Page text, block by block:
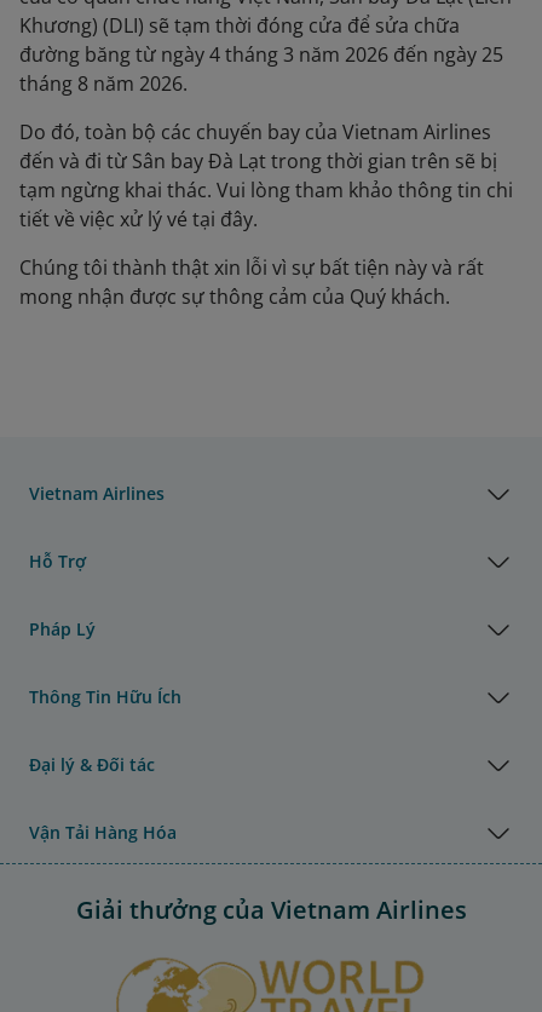
Khương) (DLI) sẽ tạm thời đóng cửa để sửa chữa
đường băng từ ngày 4 tháng 3 năm 2026 đến ngày 25
tháng 8 năm 2026.
Do đó, toàn bộ các chuyến bay của Vietnam Airlines
đến và đi từ Sân bay Đà Lạt trong thời gian trên sẽ bị
tạm ngừng khai thác. Vui lòng tham khảo thông tin chi
tiết về việc xử lý vé tại đây.
Chúng tôi thành thật xin lỗi vì sự bất tiện này và rất
mong nhận được sự thông cảm của Quý khách.
Vietnam Airlines
Hỗ Trợ
Pháp Lý
Thông Tin Hữu Ích
Đại lý & Đối tác
Vận Tải Hàng Hóa
Giải thưởng của Vietnam Airlines